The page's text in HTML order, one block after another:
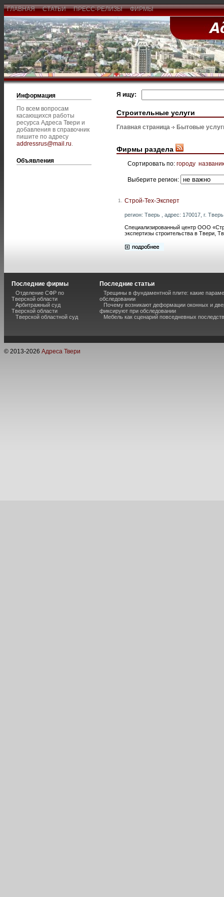
ГЛАВНАЯ СТАТЬИ ПРЕСС-РЕЛИЗЫ ФИРМЫ
Информация
По всем вопросам
касающихся работы
ресурса Адреса Твери и
добавления в справочник
пишите по адресу
addressrus@mail.ru.
Объявления
Я ищу:
Строительные услуги
Главная страница Бытовые
Фирмы раздела
Сортировать по: городу
Выберите регион:
1. Строй-Тех-Эксперт
регион: Тверь , адрес: 170017, г.
Специализированный центр ООО
экспертизы строительства в Твери,
Последние фирмы
Отделение СФР по
Тверской области
Арбитражный суд
Тверской области
Тверской областной суд
Последние статьи
Трещины в фундаментной плите: какие
обследовании
Почему возникают деформации оконных и
фиксируют при обследовании
Мебель как сценарий повседневных
© 2013-2026 Адреса Твери